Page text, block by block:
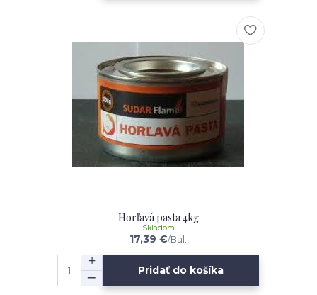
Horľavá pasta 4kg
17,39 €/Bal.
Skladom
Pridať do košíka